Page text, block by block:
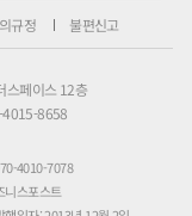
규정 불편신고
스페이스 12층
4015-8658
4010-7078
니스포스트